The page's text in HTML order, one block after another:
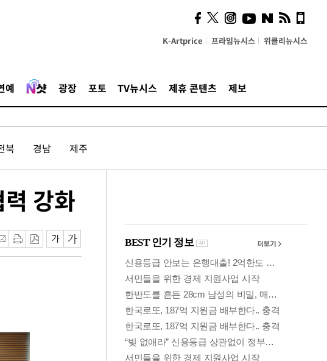
K-Artprice 프라임뉴시스 위클리뉴시스
예 광장 포토 TV뉴시스 제휴 콘텐츠 제보
북 경남 제주
강화
시, 스마트폰 액세서리에
NFC 더했다